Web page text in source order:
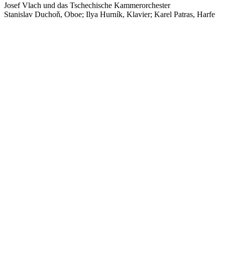
Josef Vlach und das Tschechische Kammerorchester
Stanislav Duchoň, Oboe; Ilya Hurník, Klavier; Karel Patras, Harfe